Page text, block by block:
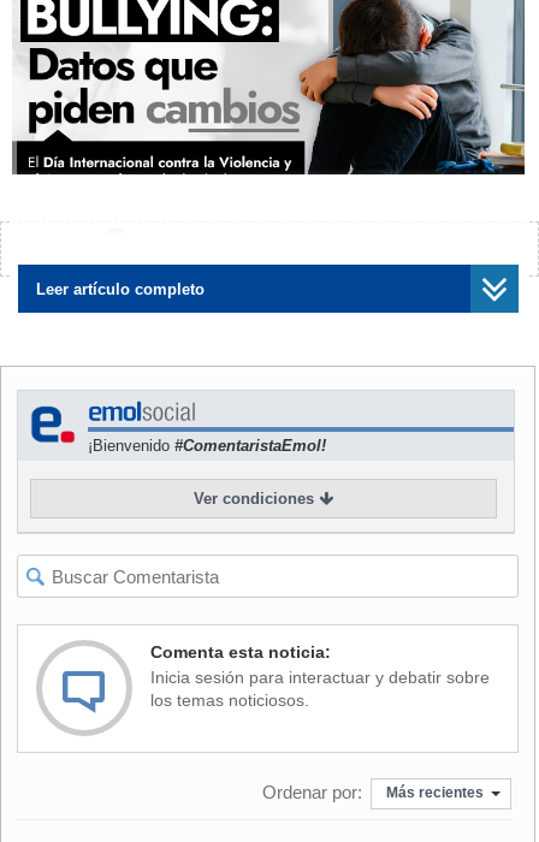
Leer artículo completo
¡Bienvenido #ComentaristaEmol!
Ver condiciones
Comenta esta noticia:
Inicia sesión para interactuar y debatir sobre
los temas noticiosos.
Ordenar por: Más recientes